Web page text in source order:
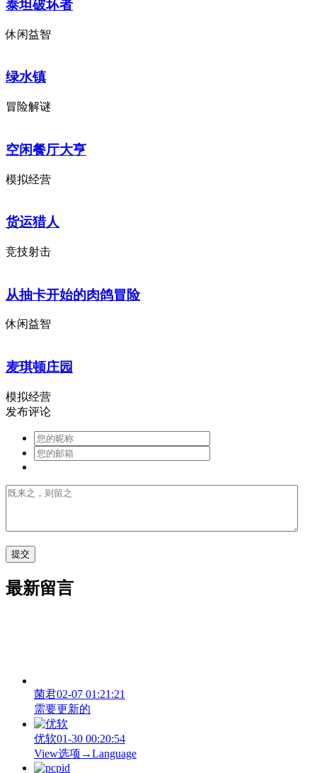
泰坦破坏者
休闲益智
绿水镇
冒险解谜
空闲餐厅大亨
模拟经营
货运猎人
竞技射击
从抽卡开始的肉鸽冒险
休闲益智
麦琪顿庄园
模拟经营
发布评论
最新留言
菌君02-07 01:21:21
需要更新的
优软01-30 00:20:54
View‌选项→Language